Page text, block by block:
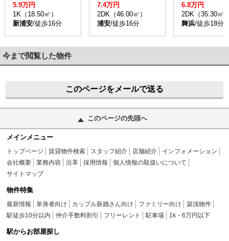
5.9万円
1K（18.50㎡）
新浦安/徒歩16分
7.4万円
2DK（46.00㎡）
浦安/徒歩16分
6.8万円
2DK（35.30㎡
舞浜/徒歩18分
今まで閲覧した物件
このページをメールで送る
このページの先頭へ
メインメニュー
トップページ 賃貸物件検索 スタッフ紹介 店舗紹介
インフォメーション
会社概要
業務内容 沿革 採用情報
個人情報の取扱いについて
サイトマップ
物件特集
最新情報 単身者向け カップル新婚さん向け ファミリー向け
築浅物件
駅徒歩10分以内
仲介手数料割引 フリーレント 駐車場 1k・6万円以下
駅からお部屋探し